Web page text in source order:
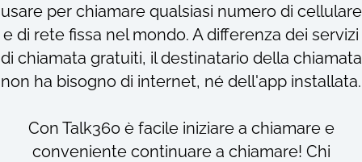
usare per chiamare qualsiasi numero di cellulare
e di rete fissa nel mondo. A differenza dei servizi
di chiamata gratuiti, il destinatario della chiamata
non ha bisogno di internet, né dell'app installata.
Con Talk360 è facile iniziare a chiamare e
conveniente continuare a chiamare! Chi